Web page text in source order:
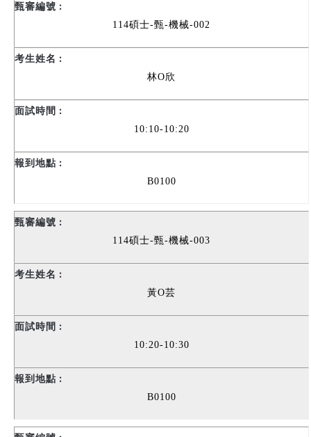
114碩士-甄-機械-002
林O欣
10:10-10:20
B0100
114碩士-甄-機械-003
黃O芸
10:20-10:30
B0100